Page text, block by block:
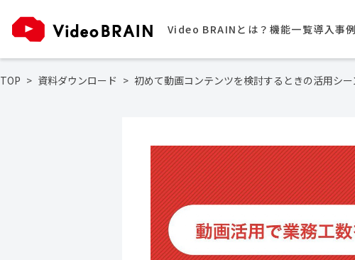
Video BRAINとは？ 機能一覧導入事
TOP 資料ダウンロード 初めて動画コンテンツを検討するときの活用シ